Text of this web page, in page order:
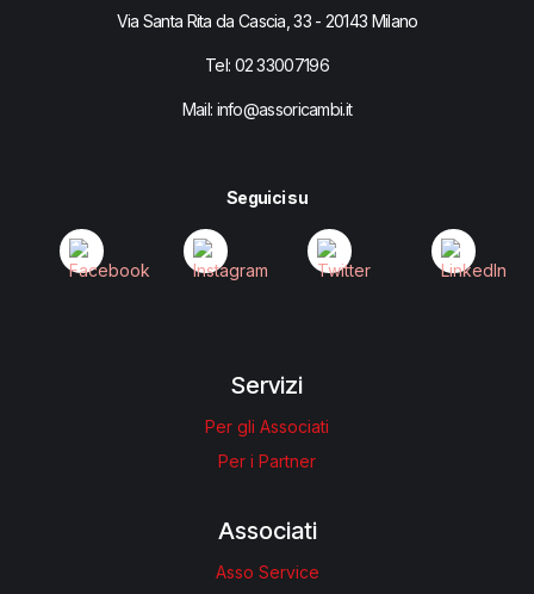
Via Santa Rita da Cascia, 33 - 20143 Milano
Tel: 02 33007​196
Mail: info@assoricambi.it
Seguici su
Servizi
Per gli Associati
Per i Partner
Associati
Asso Service